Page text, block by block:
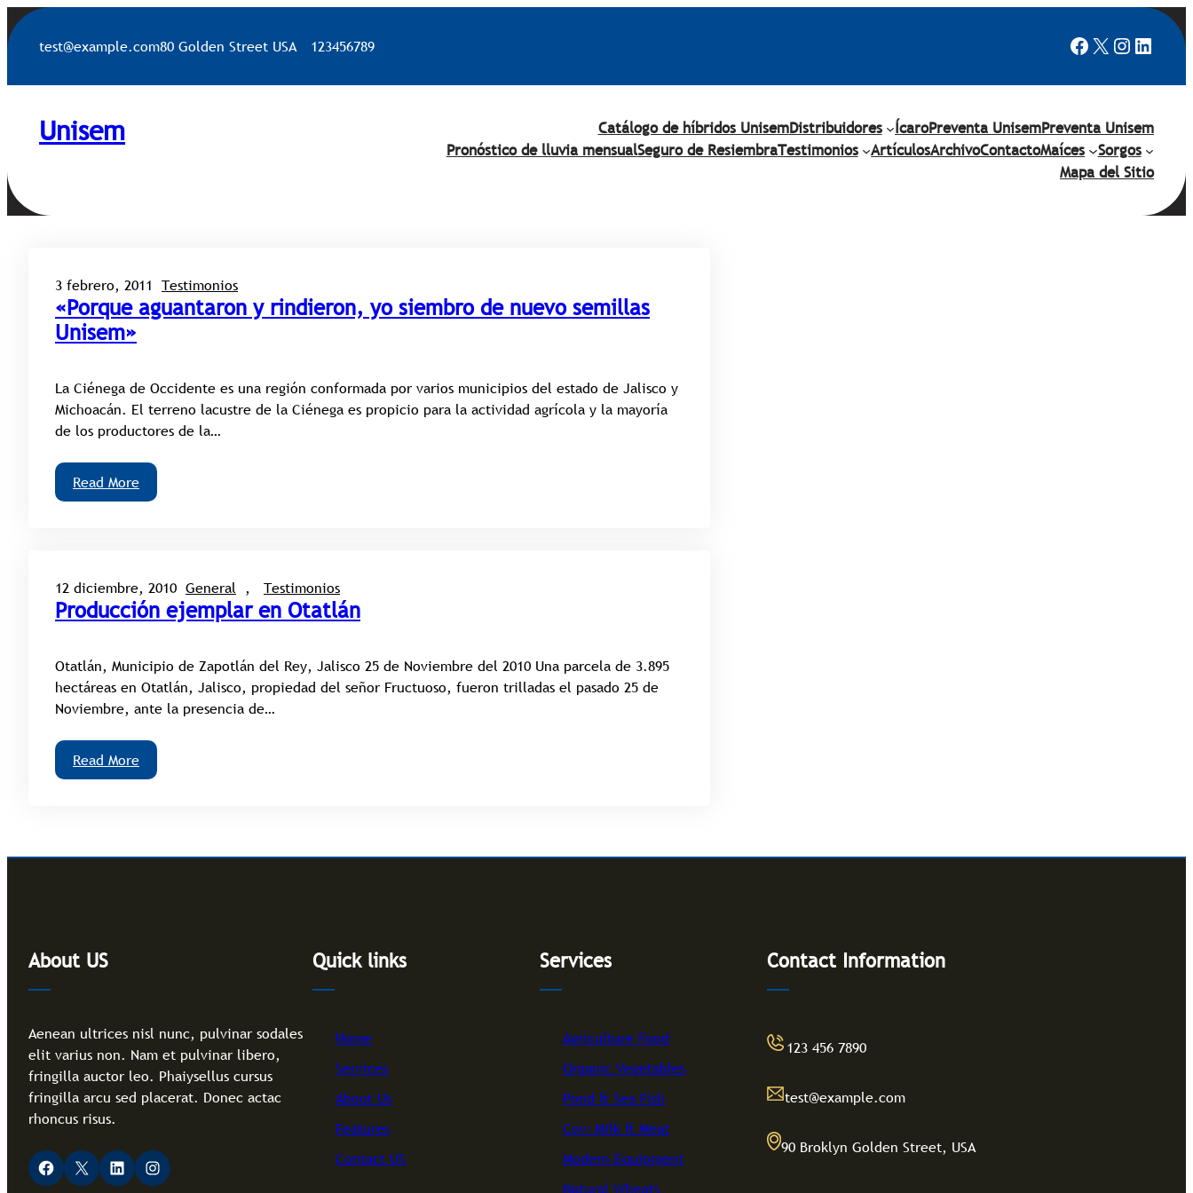
Saltar
al
test@example.com80 Golden Street USA 123456789 Facebook
X
Unisem Catálogo de híbridos UnisemDistribuidores ÍcaroPreventa UnisemPreventa Unisem
Pronóstico de lluvia mensualSeguro de ResiembraTestimonios ArtículosArchivoContactoMaíces
Sorgos
Mapa del Sitio
3 febrero, 2011 Testimonios
«Porque aguantaron y rindieron, yo siembro de nuevo semillas
Unisem»
La Ciénega de Occidente es una región conformada por varios municipios del estado de Jalisco y
Michoacán. El terreno lacustre de la Ciénega es propicio para la actividad agrícola y la mayoría
de los productores de la…
Read More
12 diciembre, 2010 General , Testimonios
Producción ejemplar en Otatlán
Otatlán, Municipio de Zapotlán del Rey, Jalisco 25 de Noviembre del 2010 Una parcela de 3.895
hectáreas en Otatlán, Jalisco, propiedad del señor Fructuoso, fueron trilladas el pasado 25 de
Noviembre, ante la presencia de…
Read More
About US
Aenean ultrices nisl nunc, pulvinar sodales
elit varius non. Nam et pulvinar libero,
fringilla auctor leo. Phaiysellus cursus
fringilla arcu sed placerat. Donec actac
rhoncus risus.
Facebook X LinkedIn Instagram
Quick links
Home
Services
About Us
Features
Contact US
Services
Agriculture Food
Organic Vegetables
Pond & Sea Fish
Cow Milk & Meat
Modern Equipment
Natural Wheats
Contact Information
123 456 7890
test@example.com
90 Broklyn Golden Street, USA